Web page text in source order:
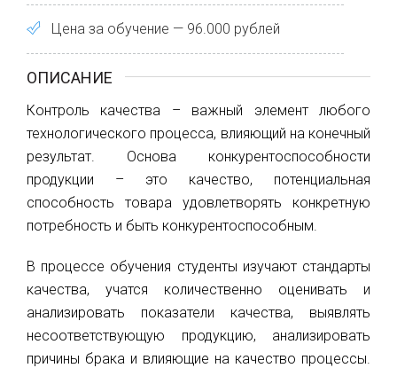
Цена за обучение — 96.000 рублей
ОПИСАНИЕ
Контроль качества – важный элемент любого
технологического процесса, влияющий на конечный
результат. Основа конкурентоспособности
продукции – это качество, потенциальная
способность товара удовлетворять конкретную
потребность и быть конкурентоспособным.
В процессе обучения студенты изучают стандарты
качества, учатся количественно оценивать и
анализировать показатели качества, выявлять
несоответствующую продукцию, анализировать
причины брака и влияющие на качество процессы.